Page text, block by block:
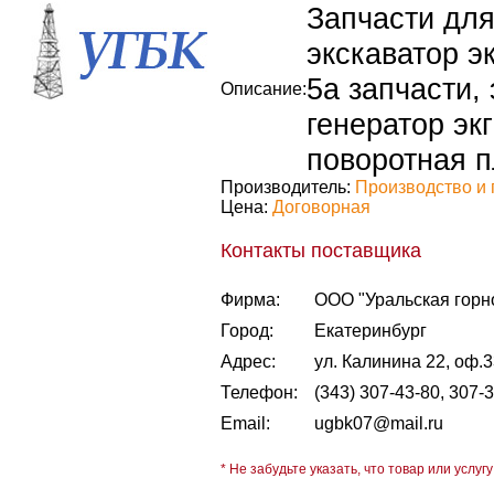
Описание:
Запчасти
экскаватор
5а запчасти,
генератор
поворотная
Производитель: Производство и
Цена: Договорная
Контакты поставщика
Фирма:
ООО "Уральская
Город:
Екатеринбург
Адрес:
ул. Калинина 22,
Телефон:
(343) 307-43-80, 307-
Email:
ugbk07@mail.ru
* Не забудьте указать, что товар или